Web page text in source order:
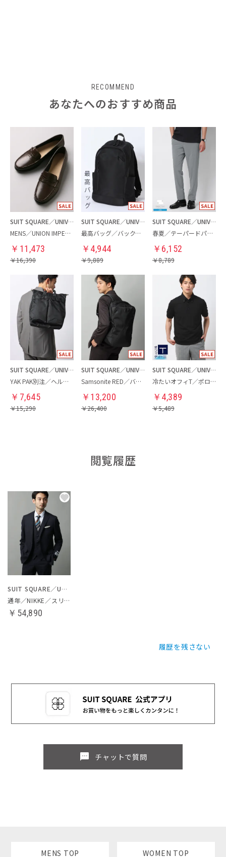
RECOMMEND
あなたへのおすすめ商品
SUIT SQUARE／UNIVERSAL LANGUAGE
MENS／UNION IMPERIAL監修／コインローファー
￥ 11,473
￥16,390
SUIT SQUARE／UNIVERSAL LANGUAGE
最高バッグ／バックパック
￥ 4,944
￥9,889
SUIT SQUARE／UNIVERSAL LANGUAGE
春夏／テーパードパンツ
￥ 6,152
￥8,789
SUIT SQUARE／UNIVERSAL LANGUAGE
YAK PAK別注／ヘルメットバッグ
￥ 7,645
￥15,290
SUIT SQUARE／UNIVERSAL LANGUAGE
Samsonite RED／バックパック
￥ 13,200
￥26,400
SUIT SQUARE／UNIVERSAL LANGUAGE
冷たいオフィT／ポロシャツ
￥ 4,389
￥5,489
閲覧履歴
SUIT SQUARE／UNIVERSAL LANGUAGE
通年／NIKKE／スリーピーススーツ
￥54,890
履歴を残さない
sms チャットで質問
MENS TOP WOMEN TOP